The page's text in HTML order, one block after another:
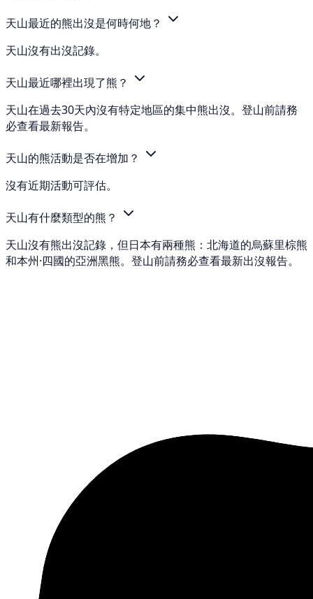
天山最近的熊出沒是何時何地？
天山沒有出沒記錄。
天山最近哪裡出現了熊？
天山在過去30天內沒有特定地區的集中熊出沒。登山前請務
必查看最新報告。
天山的熊活動是否在增加？
沒有近期活動可評估。
天山有什麼類型的熊？
天山沒有熊出沒記錄，但日本有兩種熊：北海道的烏蘇里棕熊
和本州·四國的亞洲黑熊。登山前請務必查看最新出沒報告。